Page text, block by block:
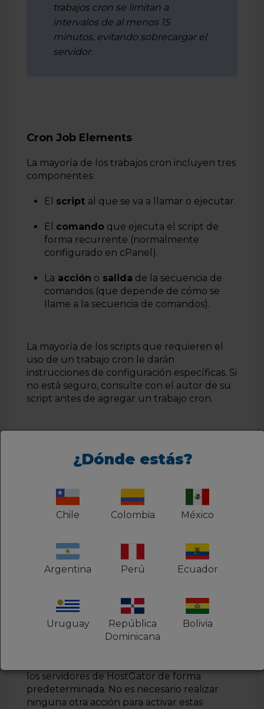
trabajos cron se limitan a
intervalos de al menos 15
minutos, evitando sobrecargar el
servidor.
Cron Job Elements
La mayoría de los trabajos cron incluyen tres
componentes:
El script al que se va a llamar o ejecutar.
El comando que ejecuta el script de
forma recurrente (normalmente
configurado en cPanel).
La acción o salida de la secuencia de
comandos (que depende de cómo se
llame a la secuencia de comandos).
La mayoría de los scripts que requieren el
uso de un trabajo cron le darán
instrucciones de configuración específicas. Si
no está seguro, consulte con el autor de su
script antes de agregar un trabajo cron.
Planes compartidos
Reseller) - No se puede ejecutar un
trabajo cron con menos de 15 minutos.
ejecutar un trabajo cron con cualquier
frecuencia.
CURL, GET y WGET
los servidores de HostGator de forma
predeterminada. No es necesario realizar
ninguna otra acción para activar estas
¿Dónde estás?
Chile Colombia México
Argentina Perú Ecuador
Uruguay
República
Dominicana
Bolivia